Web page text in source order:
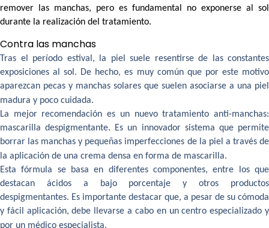
remover las manchas, pero es fundamental no exponerse al sol
durante la realización del tratamiento.
Contra las manchas
Tras el período estival, la piel suele resentirse de las constantes
exposiciones al sol. De hecho, es muy común que por este motivo
aparezcan pecas y manchas solares que suelen asociarse a una piel
madura y poco cuidada.
La mejor recomendación es un nuevo tratamiento anti-manchas:
mascarilla despigmentante. Es un innovador sistema que permite
borrar las manchas y pequeñas imperfecciones de la piel a través de
la aplicación de una crema densa en forma de mascarilla.
Esta fórmula se basa en diferentes componentes, entre los que
destacan ácidos a bajo porcentaje y otros productos
despigmentantes. Es importante destacar que, a pesar de su cómoda
y fácil aplicación, debe llevarse a cabo en un centro especializado y
por un médico especialista.